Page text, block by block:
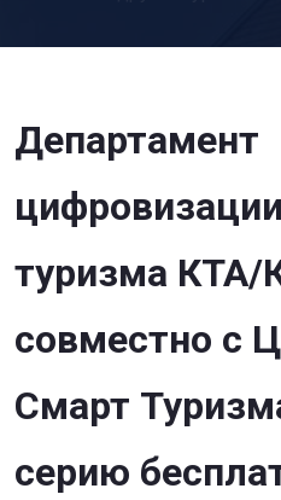
Департамент
туризма КТА/
совместно с
Смарт
серию